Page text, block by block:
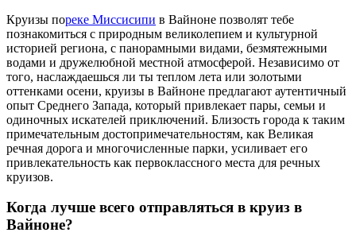
Круизы пореке Миссисипи в Вайноне позволят тебе
познакомиться с природным великолепием и культурной
историей региона, с панорамными видами, безмятежными
водами и дружелюбной местной атмосферой. Независимо от
того, наслаждаешься ли ты теплом лета или золотыми
оттенками осени, круизы в Вайноне предлагают аутентичный
опыт Среднего Запада, который привлекает пары, семьи и
одиночных искателей приключений. Близость города к таким
примечательным достопримечательностям, как Великая
речная дорога и многочисленные парки, усиливает его
привлекательность как первоклассного места для речных
круизов.
Когда лучше всего отправляться в круиз в
Вайноне?